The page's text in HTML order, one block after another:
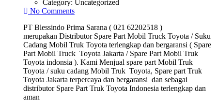
Category: Uncategorized
No Comments
PT Blessindo Prima Sarana ( 021 62202518 )
merupakan Distributor Spare Part Mobil Truck Toyota / Suku
Cadang Mobil Truk Toyota terlengkap dan bergaransi ( Spare
Part Mobil Truck Toyota Jakarta / Spare Part Mobil Truk
Toyota indonsia ). Kami Menjual spare part Mobil Truk
Toyota / suku cadang Mobil Truk Toyota, Spare part Truk
Toyota Jakarta terpercaya dan bergaransi dan sebagai
distributor Spare Part Truk Toyota Indonesia terlengkap dan
aman